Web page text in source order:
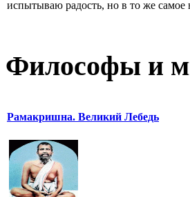
испытываю радость, но в то же самое
Философы и
Рамакришна. Великий Лебедь